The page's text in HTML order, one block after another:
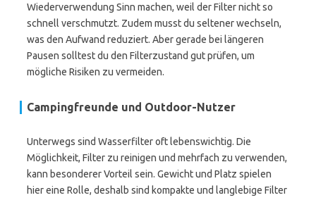
Wiederverwendung Sinn machen, weil der Filter nicht so
schnell verschmutzt. Zudem musst du seltener wechseln,
was den Aufwand reduziert. Aber gerade bei längeren
Pausen solltest du den Filterzustand gut prüfen, um
mögliche Risiken zu vermeiden.
Campingfreunde und Outdoor-Nutzer
Unterwegs sind Wasserfilter oft lebenswichtig. Die
Möglichkeit, Filter zu reinigen und mehrfach zu verwenden,
kann besonderer Vorteil sein. Gewicht und Platz spielen
hier eine Rolle, deshalb sind kompakte und langlebige Filter